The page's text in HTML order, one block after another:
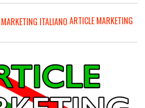
ARTICLE MARKETING